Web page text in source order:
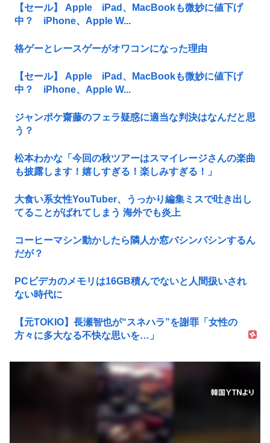
【セール】 Apple iPad、MacBookも微妙に値下げ
中？ iPhone、Apple W...
格ゲーとレースゲーがオワコンになった理由
【セール】 Apple iPad、MacBookも微妙に値下げ
中？ iPhone、Apple W...
ジャンポケ齋藤のフェラ疑惑に適当な判決はなんだと思
う？
松本わかな「今回の秋ツアーはスマイレージさんの楽曲
も披露します！嬉しすぎる！楽しみすぎる！」
大食い系女性YouTuber、うっかり編集ミスで吐き出し
てることがばれてしまう 海外でも炎上
コーヒーマシン動かしたら隣人か窓バシンバシンするん
だが？
PCビデカのメモリは16GB積んでないと人間扱いされ
ない時代に
【元TOKIO】長瀬智也が“スネハラ”を謝罪「女性の
方々に多大なる不快な思いを…」